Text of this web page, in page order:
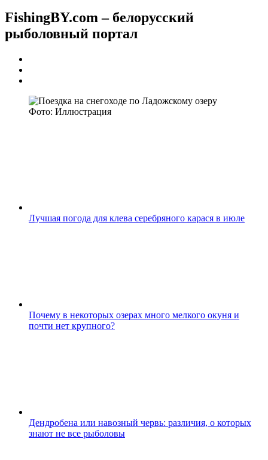
FishingBY.com – белорусский
рыболовный портал
Фото: Иллюстрация
Лучшая погода для клева серебряного карася в июле
Почему в некоторых озерах много мелкого окуня и
почти нет крупного?
Дендробена или навозный червь: различия, о которых
знают не все рыболовы